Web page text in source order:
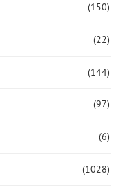
(150)
(22)
(144)
(97)
(6)
(1028)